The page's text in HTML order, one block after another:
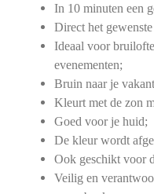
In 10 minuten een
Direct het
Ideaal voor
evenementen;
Bruin naar je
Kleurt met de zon
Goed voor je huid;
De kleur wordt
Ook geschikt voor
Veilig en